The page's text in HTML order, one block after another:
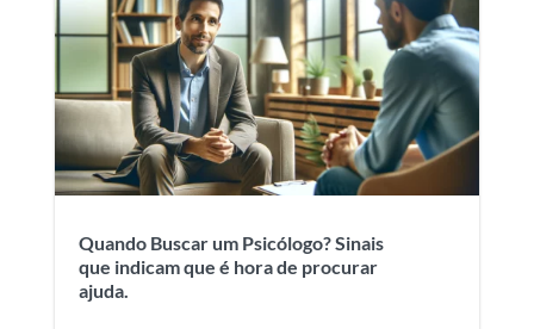
Quando Buscar um Psicólogo? Sinais
que indicam que é hora de procurar
ajuda.